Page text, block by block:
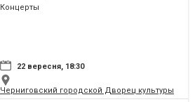
Концерты
22 вересня, 18:30
Черниговский городской Дворец культуры